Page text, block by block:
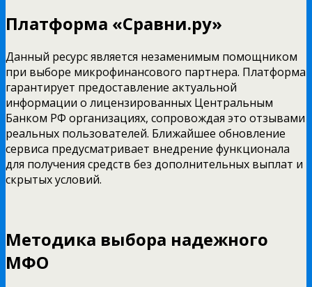
Платформа «Сравни.ру»
Данный ресурс является незаменимым помощником
при выборе микрофинансового партнера. Платформа
гарантирует предоставление актуальной
информации о лицензированных Центральным
Банком РФ организациях, сопровождая это отзывами
реальных пользователей. Ближайшее обновление
сервиса предусматривает внедрение функционала
для получения средств без дополнительных выплат и
скрытых условий.
Методика выбора надежного
МФО